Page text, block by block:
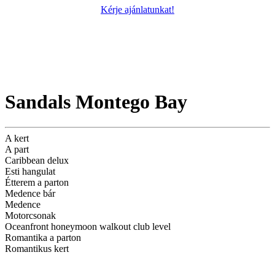
Kérje ajánlatunkat!
Sandals Montego Bay
A kert
A part
Caribbean delux
Esti hangulat
Étterem a parton
Medence bár
Medence
Motorcsonak
Oceanfront honeymoon walkout club level
Romantika a parton
Romantikus kert